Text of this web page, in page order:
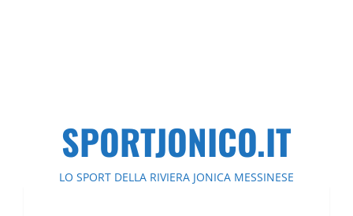
SPORTJONICO.IT
LO SPORT DELLA RIVIERA JONICA MESSINESE